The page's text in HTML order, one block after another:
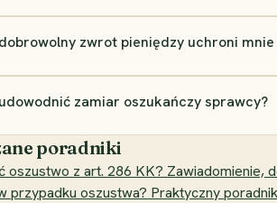
zwrot pieniędzy uchroni
zamiar oszukańczy sprawcy?
poradniki
oszustwo z art. 286 KK? Zawiadomienie,
przypadku oszustwa? Praktyczny